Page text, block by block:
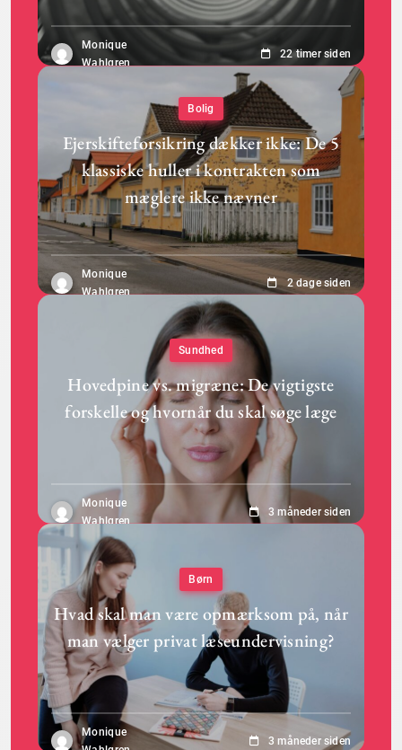
Monique
Wahlgren
22 timer siden
Bolig
Ejerskifteforsikring dækker ikke: De 5
klassiske huller i kontrakten som
mæglere ikke nævner
Monique
Wahlgren
2 dage siden
Sundhed
Hovedpine vs. migræne: De vigtigste
forskelle og hvornår du skal søge læge
Monique
Wahlgren
3 måneder siden
Børn
Hvad skal man være opmærksom på, når
man vælger privat læseundervisning?
Monique
3 måneder siden